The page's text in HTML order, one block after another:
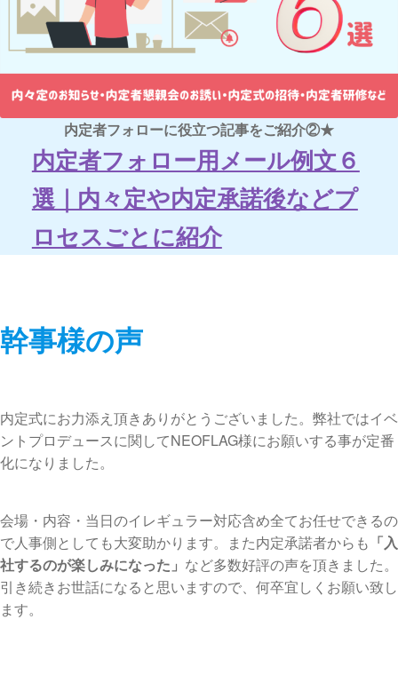
内定者フォローに役立つ記事をご紹介②★
内定者フォロー用メール例文６
選｜内々定や内定承諾後などプ
ロセスごとに紹介
幹事様の声
内定式にお力添え頂きありがとうございました。弊社ではイベ
ントプロデュースに関してNEOFLAG様にお願いする事が定番
化になりました。
会場・内容・当日のイレギュラー対応含め全てお任せできるの
で人事側としても大変助かります。また内定承諾者からも 「入
社するのが楽しみになった」 など多数好評の声を頂きました。
引き続きお世話になると思いますので、何卒宜しくお願い致し
ます。